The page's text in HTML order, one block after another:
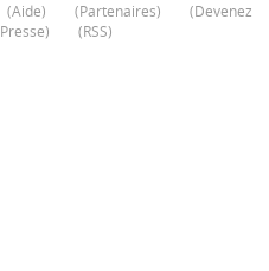
(Aide) (Partenaires) (Devenez
Presse) (RSS)